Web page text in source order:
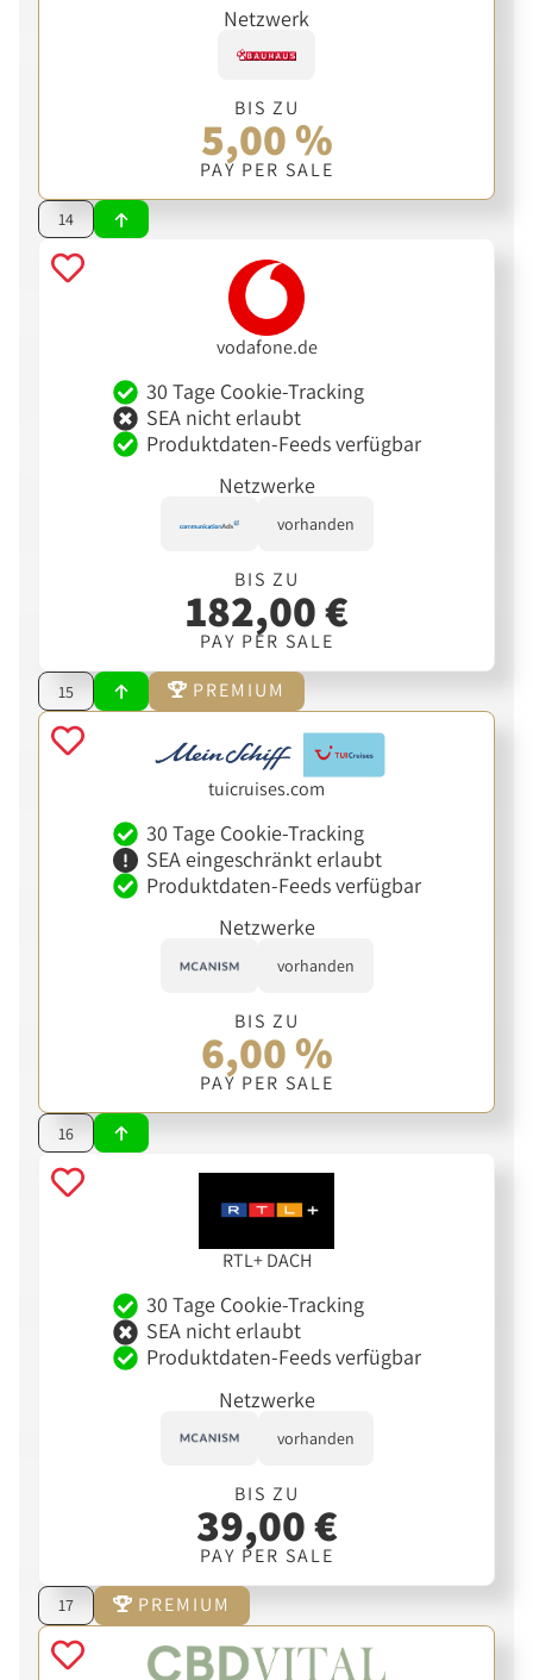
Netzwerk
BIS ZU
5,00 %
PAY PER SALE
14
vodafone.de
30 Tage Cookie-Tracking
SEA nicht erlaubt
Produktdaten-Feeds verfügbar
Netzwerke
vorhanden
BIS ZU
182,00 €
PAY PER SALE
15 PREMIUM
tuicruises.com
30 Tage Cookie-Tracking
SEA eingeschränkt erlaubt
Produktdaten-Feeds verfügbar
Netzwerke
vorhanden
BIS ZU
6,00 %
PAY PER SALE
16
RTL+ DACH
30 Tage Cookie-Tracking
SEA nicht erlaubt
Produktdaten-Feeds verfügbar
Netzwerke
vorhanden
BIS ZU
39,00 €
PAY PER SALE
17 PREMIUM